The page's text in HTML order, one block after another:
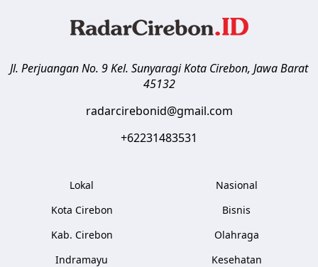
Jl. Perjuangan No. 9 Kel. SunyaragiKota Cirebon, Jawa Barat
45132
radarcirebonid@gmail.com
+62231483531
Lokal
Kota Cirebon
Kab. Cirebon
Indramayu
Nasional
Bisnis
Olahraga
Kesehatan